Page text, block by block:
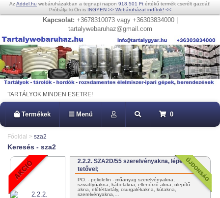
AzAddel.hu webáruházakban a tegnapi napon 918.501 Ft értékű termék cserélt gazdát!
Próbálja ki Ön is INGYEN >> Webáruházat indítok! <<
Kapcsolat: +3678310073 vagy +36303834000 |
tartalywebaruhaz@gmail.com
TARTÁLYOK MINDEN ESETRE!
Termékek Menü 0
Főoldal > sza2
Keresés - sza2
2.2.2. SZA2D/55 szerelvényakna, lépésálló
tetővel;
PO. - poliolefin - műanyag szerelvényakna,
szivattyúakna, kábelakna, ellenőrző akna, ülepítő
akna, előtéttartály, csurgalékakna, kútakna,
szerelvényakna,…